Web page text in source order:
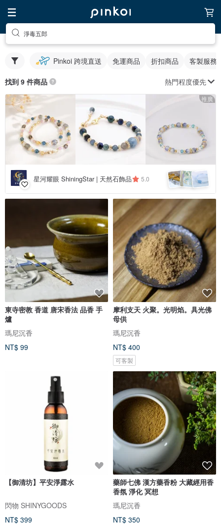
淨毒五郎
Pinkoi 跨境直送 免運商品 折扣商品 客製服務
找到 9 件商品 熱門程度優先
推廣
星河耀眼 ShiningStar | 天然石飾品 5.0
東寺密教 香道 唐宋香法 品香 手
爐
瑪尼沉香
NT$ 99
摩利支天 火聚。光明焰。具光佛
母供
瑪尼沉香
NT$ 400
可客製
【御清坊】平安淨露水
閃物 SHINYGOODS
NT$ 399
藥師七佛 漢方藥香粉 大藏經用香
香氛 淨化 冥想
瑪尼沉香
NT$ 350